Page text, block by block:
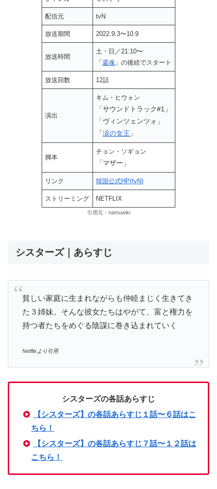
配信元 tvN
放送期間 2022.9.3〜10.9
放送時間
土・日／21:10〜
「還魂 」の後続でスタート
放送回数 12話
演出
キム・ヒウォン
「サウンドトラック#1」
「ヴィンツェンツォ」
「涙の女王 」
脚本
チョン・ソギョン
「マザー」
リンク 韓国公式HP(tvN)
ストリーミング NETFLIX
引用元：namuwiki
シスターズ｜あらすじ
貧しい家庭に生まれながらも仲睦まじく生きてき
た３姉妹。そんな彼女たちはやがて、富と権力を
持つ者たちをめぐる陰謀に巻き込まれていく
Netflixより引用
シスターズの各話あらすじ
【シスターズ】の各話あらすじ１話〜６話はこ
ちら！
【シスターズ】の各話あらすじ７話〜１２話は
こちら！